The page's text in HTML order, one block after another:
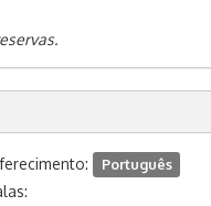
Português